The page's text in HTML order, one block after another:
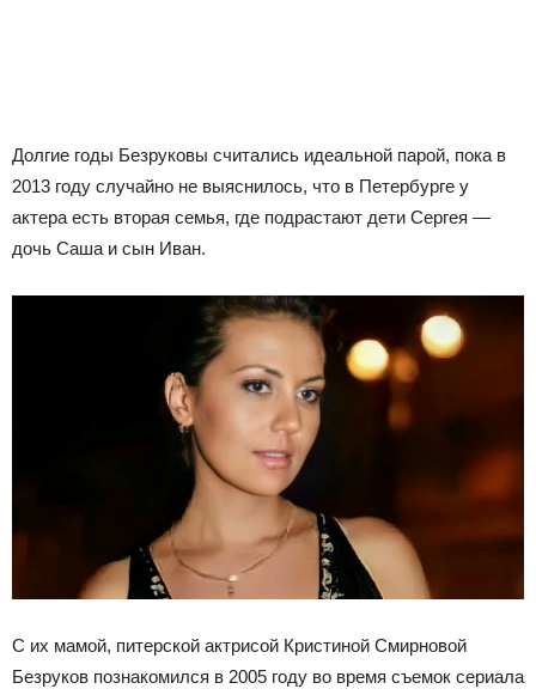
Долгие годы Безруковы считались идеальной парой, пока в
2013 году случайно не выяснилось, что в Петербурге у
актера есть вторая семья, где подрастают дети Сергея —
дочь Саша и сын Иван.
С их мамой, питерской актрисой Кристиной Смирновой
Безруков познакомился в 2005 году во время съемок сериала